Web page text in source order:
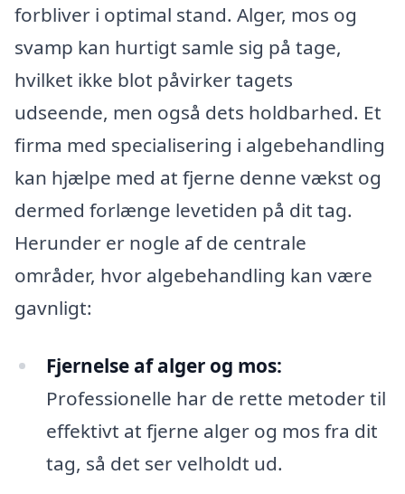
forbliver i optimal stand. Alger, mos og
svamp kan hurtigt samle sig på tage,
hvilket ikke blot påvirker tagets
udseende, men også dets holdbarhed. Et
firma med specialisering i algebehandling
kan hjælpe med at fjerne denne vækst og
dermed forlænge levetiden på dit tag.
Herunder er nogle af de centrale
områder, hvor algebehandling kan være
gavnligt:
Fjernelse af alger og mos:
Professionelle har de rette metoder til
effektivt at fjerne alger og mos fra dit
tag, så det ser velholdt ud.